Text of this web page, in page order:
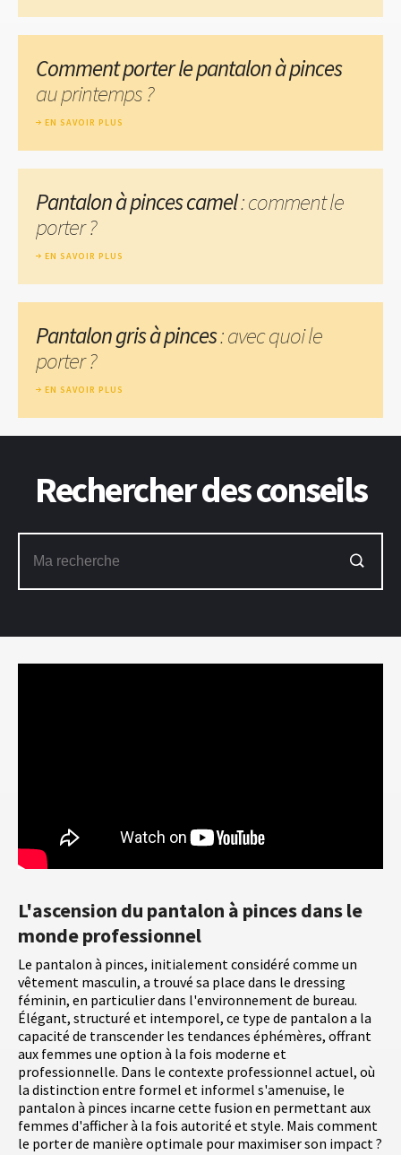
L'ascension du pantalon à pinces dans le
monde professionnel
Le pantalon à pinces, initialement considéré comme un
vêtement masculin, a trouvé sa place dans le dressing
féminin, en particulier dans l'environnement de bureau.
Élégant, structuré et intemporel, ce type de pantalon a la
capacité de transcender les tendances éphémères, offrant
aux femmes une option à la fois moderne et
professionnelle. Dans le contexte professionnel actuel, où
la distinction entre formel et informel s'amenuise, le
pantalon à pinces incarne cette fusion en permettant aux
femmes d'afficher à la fois autorité et style. Mais comment
le porter de manière optimale pour maximiser son impact ?
Comment porter le pantalon à pinces
au printemps ?
EN SAVOIR PLUS
Pantalon à pinces camel: comment le
porter ?
EN SAVOIR PLUS
Pantalon gris à pinces: avec quoi le
porter ?
EN SAVOIR PLUS
Rechercher des conseils